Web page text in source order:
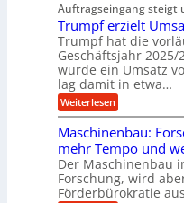
e
n
b
a
u
a
u
f
e
n
f
ü
h
r
u
n
g
e
n
B
S
C
L
r
t
u
n
g
s
r
e
e
s
H
y
b
Auftragseingang steigt
Trumpf erzielt
Trumpf hat die
Geschäftsjahr 2025/
wurde ein Umsatz
lag damit in etwa…
Weiterlesen:
T
u
m
p
f
e
Maschinenbau:
mehr Tempo und
Der Maschinenbau
Forschung, wird
Förderbürokratie